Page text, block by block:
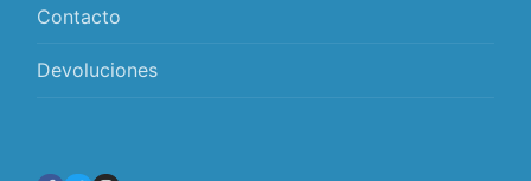
Contacto
Devoluciones